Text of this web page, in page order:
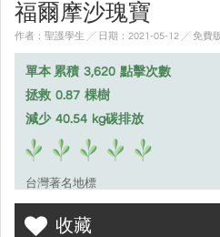
福爾摩沙瑰寶
作者：聖護學生 ╱ 日期：2021-05-12 ╱ 免費
單本 累積 3,620 點擊次數
拯救 0.87 棵樹
減少 40.54 kg碳排放
台灣著名地標
收藏